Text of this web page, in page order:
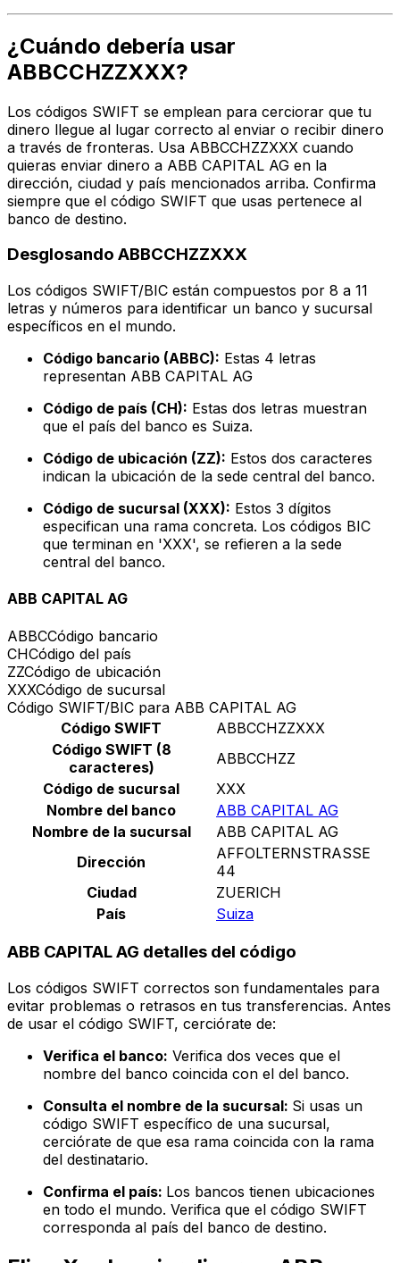
¿Cuándo debería usar
ABBCCHZZXXX?
Los códigos SWIFT se emplean para cerciorar que tu
dinero llegue al lugar correcto al enviar o recibir dinero
a través de fronteras. Usa ABBCCHZZXXX cuando
quieras enviar dinero a ABB CAPITAL AG en la
dirección, ciudad y país mencionados arriba. Confirma
siempre que el código SWIFT que usas pertenece al
banco de destino.
Desglosando ABBCCHZZXXX
Los códigos SWIFT/BIC están compuestos por 8 a 11
letras y números para identificar un banco y sucursal
específicos en el mundo.
Código bancario (ABBC): Estas 4 letras
representan ABB CAPITAL AG
Código de país (CH): Estas dos letras muestran
que el país del banco es Suiza.
Código de ubicación (ZZ): Estos dos caracteres
indican la ubicación de la sede central del banco.
Código de sucursal (XXX): Estos 3 dígitos
especifican una rama concreta. Los códigos BIC
que terminan en 'XXX', se refieren a la sede
central del banco.
ABB CAPITAL AG
ABBCCódigo bancario
CHCódigo del país
ZZCódigo de ubicación
XXXCódigo de sucursal
Código SWIFT/BIC para ABB CAPITAL AG
Código SWIFT
ABBCCHZZXXX
Código SWIFT (8
caracteres)
ABBCCHZZ
Código de sucursal
XXX
Nombre del banco
ABB CAPITAL AG
Nombre de la sucursal
ABB CAPITAL AG
Dirección
AFFOLTERNSTRASSE
44
Ciudad
ZUERICH
País
Suiza
ABB CAPITAL AG detalles del código
Los códigos SWIFT correctos son fundamentales para
evitar problemas o retrasos en tus transferencias. Antes
de usar el código SWIFT, cerciórate de:
Verifica el banco: Verifica dos veces que el
nombre del banco coincida con el del banco.
Consulta el nombre de la sucursal: Si usas un
código SWIFT específico de una sucursal,
cerciórate de que esa rama coincida con la rama
del destinatario.
Confirma el país: Los bancos tienen ubicaciones
en todo el mundo. Verifica que el código SWIFT
corresponda al país del banco de destino.